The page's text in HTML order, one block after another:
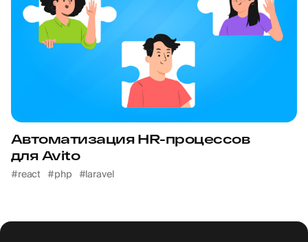
Автоматизация HR-процессов
для Avito
#react #php #laravel